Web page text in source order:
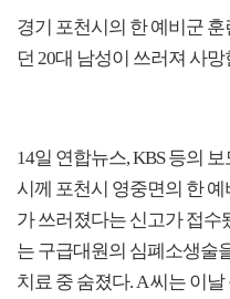
경기 포천시의 한 예비군
던 20대 남성이 쓰러져 사
14일 연합뉴스, KBS 등의
시께 포천시 영중면의 한 예
가 쓰러졌다는 신고가 접수
는 구급대원의 심폐소생술
치료 중 숨졌다. A 씨는 이